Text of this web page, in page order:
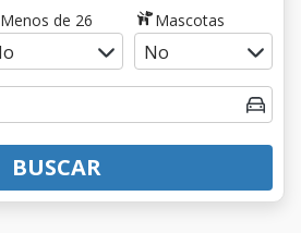
Menos de 26 Mascotas
BUSCAR